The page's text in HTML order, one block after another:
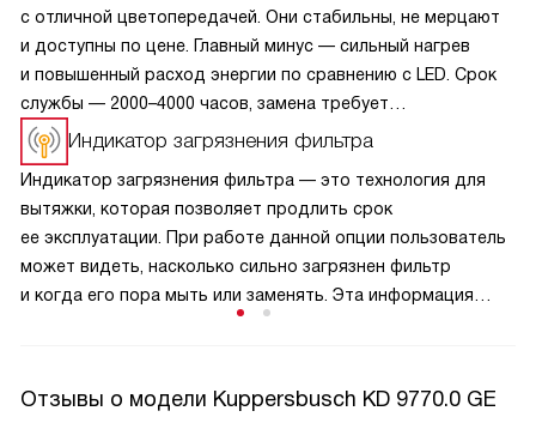
с отличной цветопередачей. Они стабильны, не мерцают
и доступны по цене. Главный минус — сильный нагрев
и повышенный расход энергии по сравнению с LED. Срок
службы — 2000–4000 часов, замена требует
осторожности: жир и перепады температур сокращают
ресурс. Сегодня галоген встречается в бюджетных
моделях, постепенно уступая светодиодам. Выбор
оправдан, если важна привычная цветовая температура
и простая замена.
Индикатор загрязнения фильтра
Индикатор загрязнения фильтра — это технология для
вытяжки, которая позволяет продлить срок
ее эксплуатации. При работе данной опции пользователь
может видеть, насколько сильно загрязнен фильтр
и когда его пора мыть или заменять. Эта информация
светодиодный сигнал.
Отзывы о модели Kuppersbusch KD 9770.0 GE